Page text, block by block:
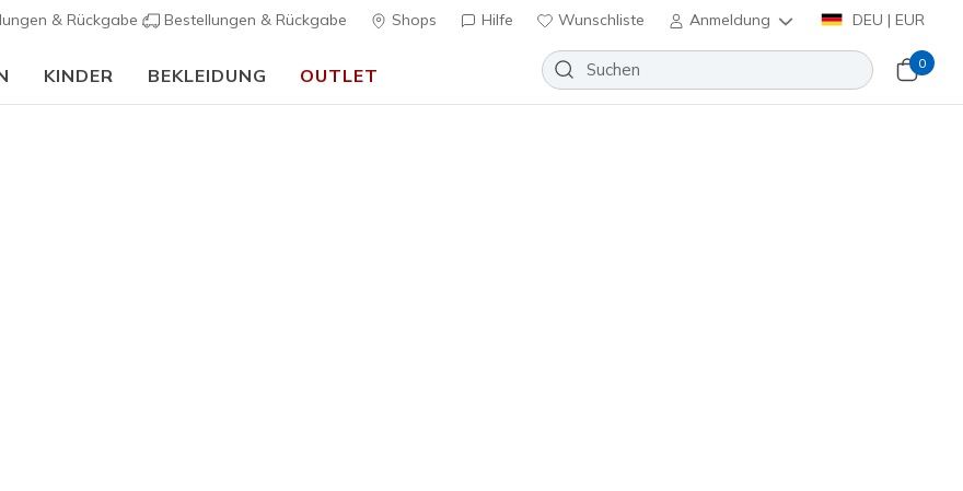
& Rückgabe Bestellungen & Rückgabe Shops Hilfe Wunschliste Anmeldung DEU | EUR
KINDER BEKLEIDUNG OUTLET
0